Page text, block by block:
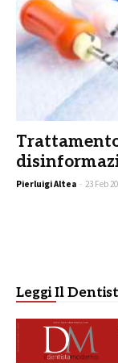
Pierluigi Altea - 23 Feb
Leggi Il